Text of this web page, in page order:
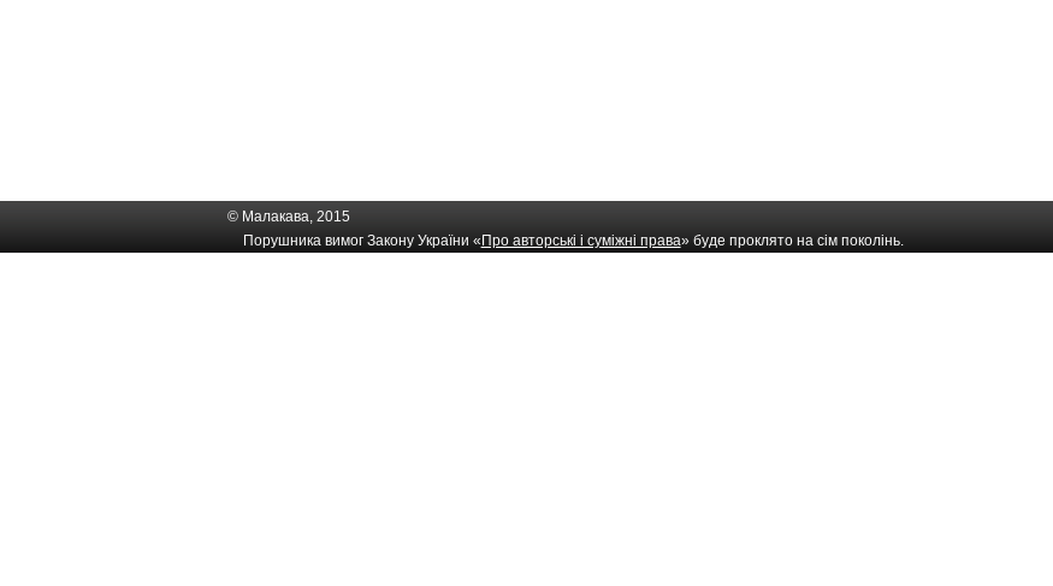
© Малакава, 2015
Порушника вимог Закону України « Про авторські і суміжні права» буде проклято на сім поколінь.